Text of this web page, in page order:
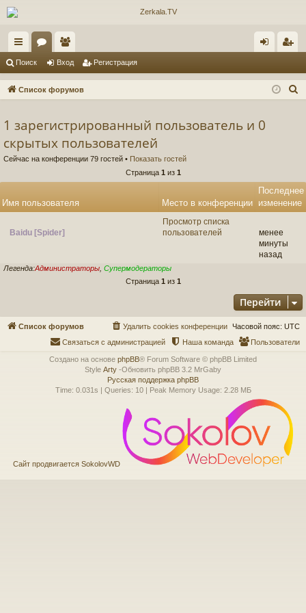
с
ы
и
ум
ол
ьз
ат
ел
и
д ис
Поиск Вход Регистрация
Список форумов
1 зарегистрированный пользователь и 0
скрытых пользователей
Сейчас на конференции 79 гостей • Показать гостей
Страница 1 из 1
Имя пользователя Место в конференции
Последнее
изменение
Baidu [Spider]
Просмотр списка
пользователей
менее
минуты
назад
Легенда:Администраторы Супермодераторы
Страница 1 из 1
Перейти
Список форумов Часовой пояс: UTC
Удалить cookies конференции
Пользователи
Наша команда
Связаться с администрацией
Создано на основе phpBB® Forum Software © phpBB Limited
Style Arty -Обновить phpBB 3.2 MrGaby
Русская поддержка phpBB
Time: 0.031s
Queries: 10| Peak Memory Usage: 2.28 МБ
Сайт продвигается SokolovWD